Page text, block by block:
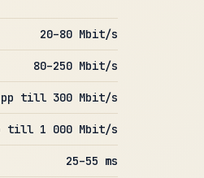
20–80 Mbit/s
80–250 Mbit/s
till 300 Mbit/s
till 1 000 Mbit/s
25–55 ms